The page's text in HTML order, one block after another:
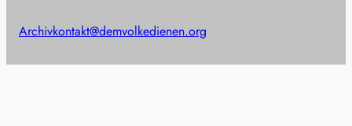
Archivkontakt@demvolkedienen.org